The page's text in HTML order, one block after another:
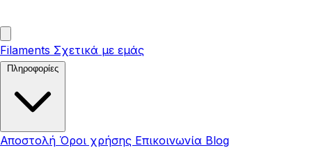
Filaments Σχετικά με εμάς
Αποστολή Όροι χρήσης Επικοινωνία Blog